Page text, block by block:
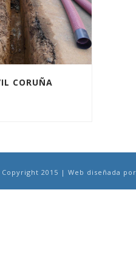
CORUÑA
Copyright 2015 | Web diseñada por